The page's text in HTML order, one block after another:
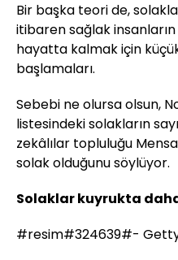
Bir başka teori de,
itibaren sağlak
hayatta kalmak için
başlamaları.
Sebebi ne olursa olsun,
listesindeki solakların
zekâlılar topluluğu
solak olduğunu söylüyor.
Solaklar kuyrukta
#resim#324639#-